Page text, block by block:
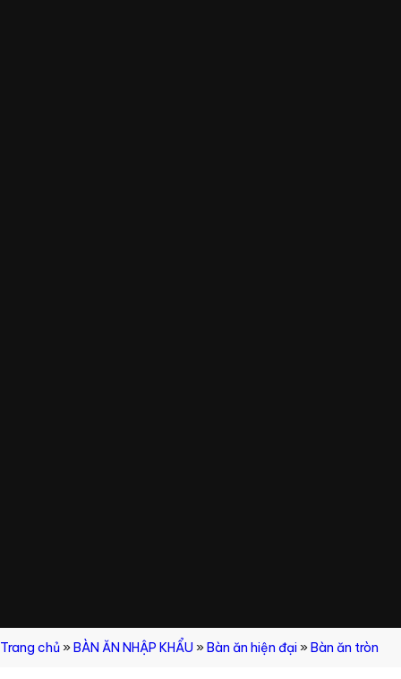
Trang chủ »BÀN ĂN NHẬP KHẨU »Bàn ăn hiện đại »Bàn ăn tròn